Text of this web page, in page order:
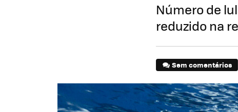
Número de
reduzido na
Sem comentários